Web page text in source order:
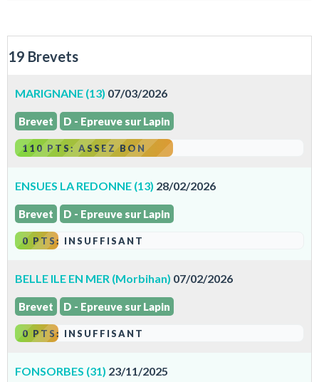
19 Brevets
MARIGNANE (13) 07/03/2026
Brevet D - Epreuve sur Lapin
110 PTS: ASSEZ BON
ENSUES LA REDONNE (13) 28/02/2026
Brevet D - Epreuve sur Lapin
0 PTS: INSUFFISANT
BELLE ILE EN MER (Morbihan) 07/02/2026
Brevet D - Epreuve sur Lapin
0 PTS: INSUFFISANT
FONSORBES (31) 23/11/2025